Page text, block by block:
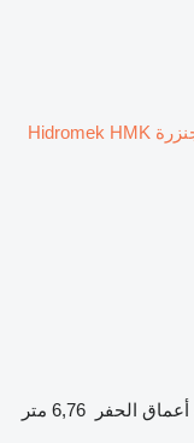
جديد حفارة مجنزرة Hidromek HMK
أعماق الحفر
6,76 متر